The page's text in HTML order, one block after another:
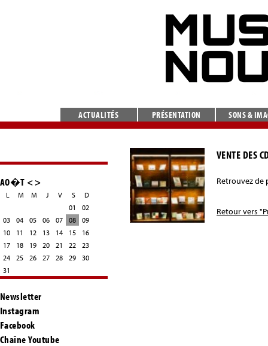
ACTUALITÉS PRÉSENTATION SONS &
AO�T <>
L M M J V S
D
01
02
03
04 05 06 07 08
09
10
11 12 13 14 15
16
17
18 19 20 21 22
23
24
25 26 27 28 29
30
31
Newsletter
Instagram
Facebook
Chaîne Youtube
VENTE DES
Retrouvez de
Retour vers